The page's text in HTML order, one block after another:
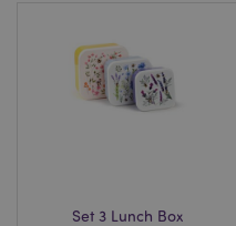
Set 3 Lunch Box